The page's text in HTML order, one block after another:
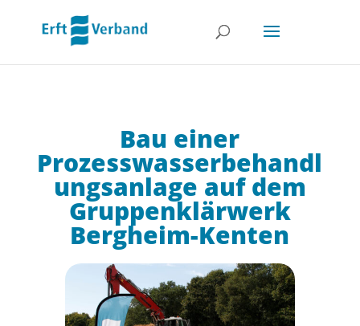
Bau einer
Prozesswasserbehandl
ungsanlage auf dem
Gruppenklärwerk
Bergheim-Kenten